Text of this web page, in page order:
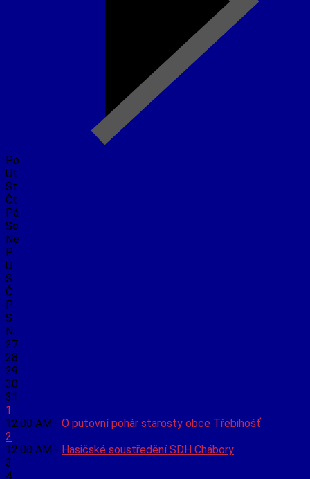
Po
Út
St
Čt
Pá
So
Ne
P
Ú
S
Č
P
S
N
27
28
29
30
31
1
12:00 AM - O putovní pohár starosty obce Třebihošť
2
12:00 AM - Hasičské soustředění SDH Chábory
3
4